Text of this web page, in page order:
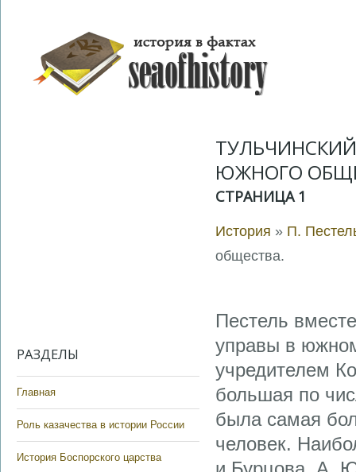
РАЗДЕЛЫ
Главная
Роль казачества в истории России
История Боспорского царства
ЮЖНОГО
СТРАНИЦА 1
История » П.
общества.
Пестель
управы в
учредителем
большая по
была самая
человек.